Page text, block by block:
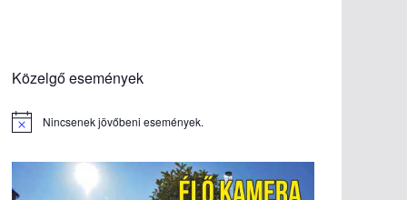
Közelgő események
N
c
Nincsenek jövőbeni események.